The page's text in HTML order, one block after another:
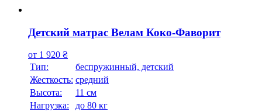
Детский матрас Велам Коко-Фаворит
от 1 920 ₴
Тип:
беспружинный, детский
Жесткость: средний
Высотa:
11 см
Нагрузка:
до 80 кг